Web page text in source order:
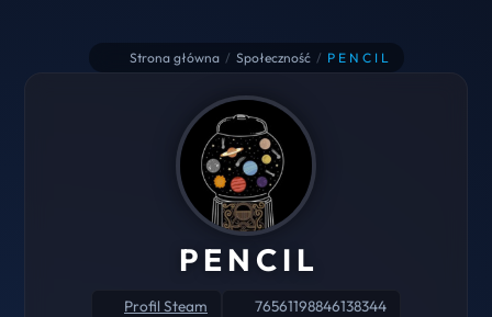
Strona główna / Społeczność / P E N C I L
P E N C I L
Profil Steam
76561198846138344